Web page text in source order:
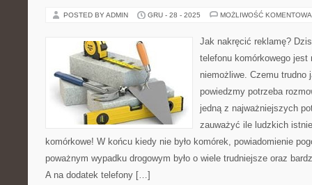
POSTED BY ADMIN GRU - 28 - 2025 MOŻLIWOŚĆ
Jak nakręcić reklamę?
telefonu komórkowego
niemożliwe. Czemu
powiedzmy potrzeba
jedną z najważniejszych
zauważyć ile ludzkich
komórkowe! W końcu kiedy nie było komórek, powiadomienie
poważnym wypadku drogowym było o wiele trudniejsze oraz
A na dodatek telefony […]